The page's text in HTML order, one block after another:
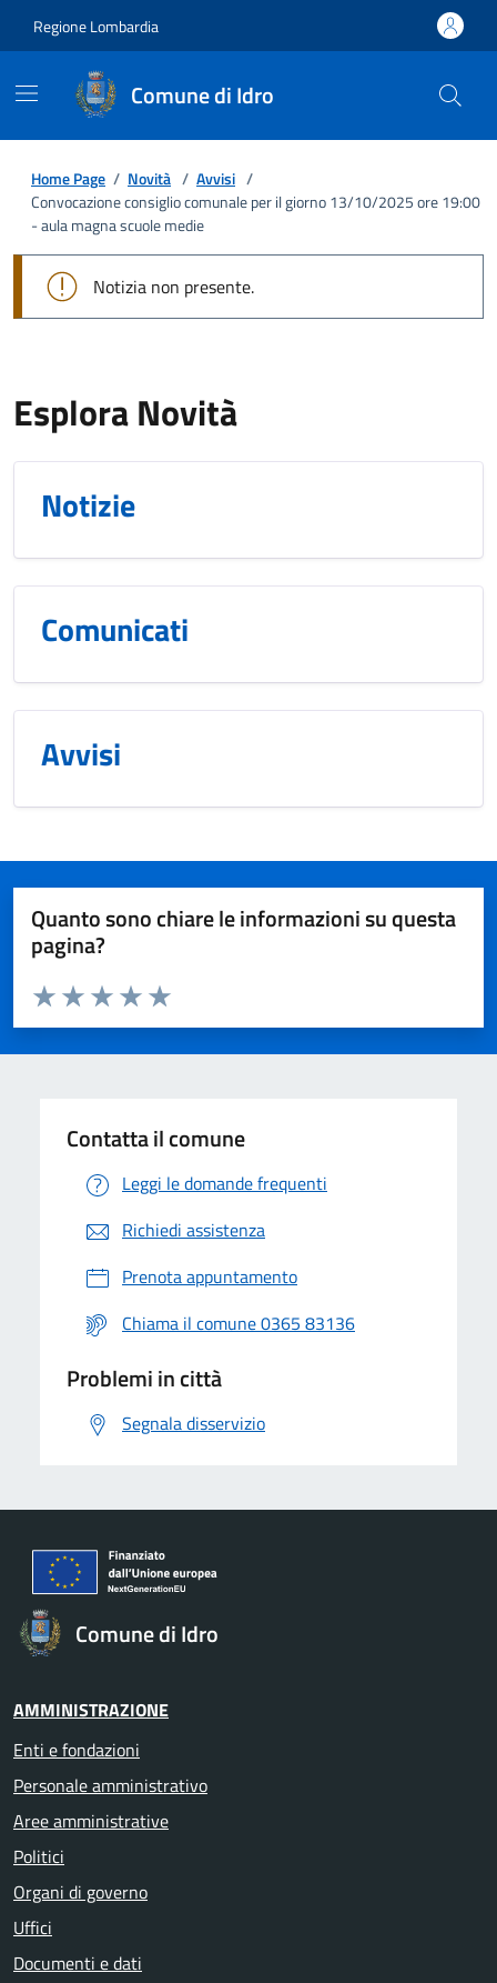
Regione Lombardia
Comune di Idro
Home Page / Novità / Avvisi /
Convocazione consiglio comunale per il giorno 13/10/2025 ore 19:00
- aula magna scuole medie
Notizia non presente.
Esplora Novità
Notizie
Comunicati
Avvisi
Quanto sono chiare le informazioni su questa
pagina?
Valuta da 1 a 5 stelle la pagina
Valuta 5 stelle su 5
Valuta 4 stelle su 5
Valuta 3 stelle su 5
Valuta 2 stelle su 5
Valuta 1 stelle su 5
Contatta il comune
Leggi le domande frequenti
Richiedi assistenza
Prenota appuntamento
Chiama il comune 0365 83136
Problemi in città
Segnala disservizio
Comune di Idro
AMMINISTRAZIONE
Enti e fondazioni
Personale amministrativo
Aree amministrative
Politici
Organi di governo
Uffici
Documenti e dati